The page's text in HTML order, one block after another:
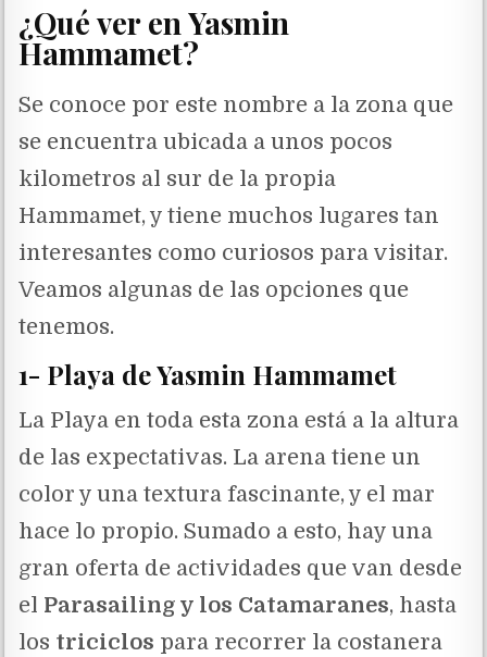
¿Qué ver en Yasmin
Hammamet?
Se conoce por este nombre a la zona que
se encuentra ubicada a unos pocos
kilometros al sur de la propia
Hammamet, y tiene muchos lugares tan
interesantes como curiosos para visitar.
Veamos algunas de las opciones que
tenemos.
1- Playa de Yasmin Hammamet
La Playa en toda esta zona está a la altura
de las expectativas. La arena tiene un
color y una textura fascinante, y el mar
hace lo propio. Sumado a esto, hay una
gran oferta de actividades que van desde
el Parasailing y los Catamaranes, hasta
los triciclos para recorrer la costanera